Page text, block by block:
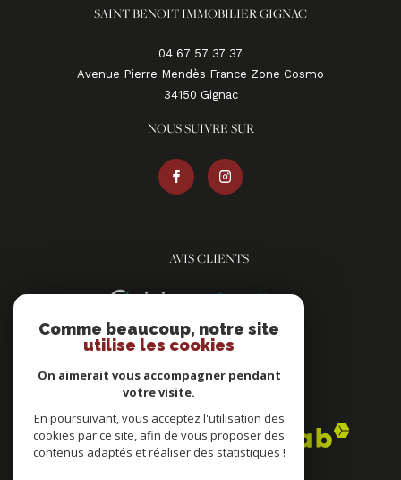
SAINT BENOIT IMMOBILIER GIGNAC
04 67 57 37 37
Avenue Pierre Mendès France Zone Cosmo
34150
gignac
NOUS SUIVRE SUR
AVIS CLIENTS
ADHÉRENTS
Comme beaucoup, notre site
utilise les cookies
On aimerait vous accompagner pendant
votre visite.
En poursuivant, vous acceptez l'utilisation des
cookies par ce site, afin de vous proposer des
contenus adaptés et réaliser des statistiques !